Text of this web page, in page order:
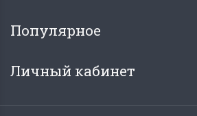
Популярное
Личный кабинет